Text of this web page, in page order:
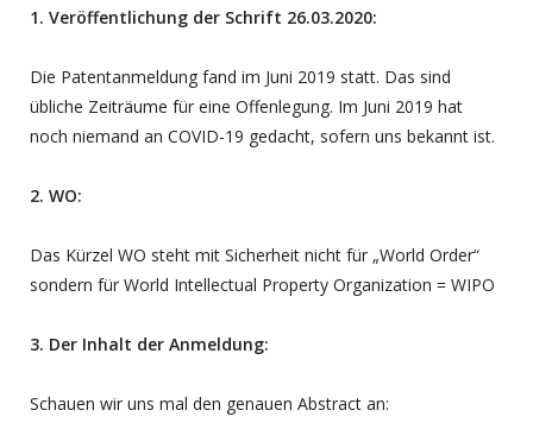
1. Veröffentlichung der Schrift 26.03.2020:
Die Patentanmeldung fand im Juni 2019 statt. Das sind
übliche Zeiträume für eine Offenlegung. Im Juni 2019 hat
noch niemand an COVID-19 gedacht, sofern uns bekannt ist.
2. WO:
Das Kürzel WO steht mit Sicherheit nicht für „World Order“
sondern für World Intellectual Property Organization = WIPO
3. Der Inhalt der Anmeldung:
Schauen wir uns mal den genauen Abstract an: